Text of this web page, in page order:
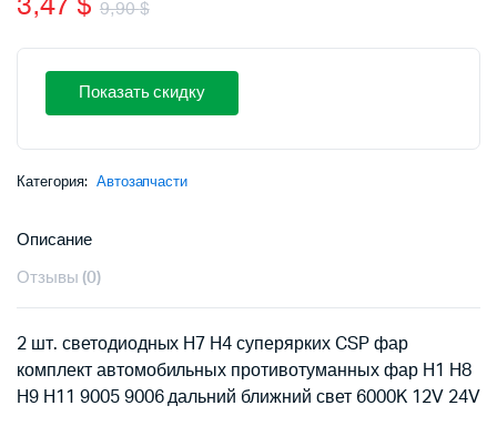
9,90$
Первоначальная
цена
составляла
9,90 $.
Текущая
цена:
3,47 $.
Показать скидку
Категория: Автозапчасти
Описание
Отзывы (0)
2 шт. светодиодных H7 H4 суперярких CSP фар
комплект автомобильных противотуманных фар H1 H8
H9 H11 9005 9006 дальний ближний свет 6000K 12V 24V